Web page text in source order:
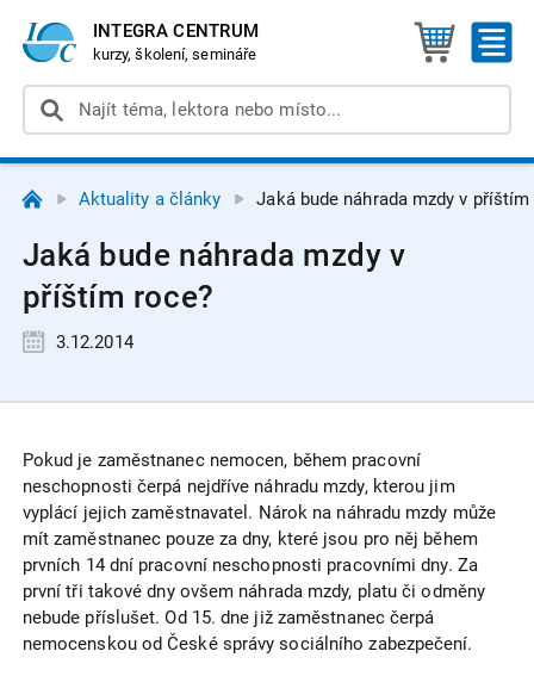
INTEGRA CENTRUM
kurzy, školení, semináře
Aktuality a články Jaká bude náhrada mzdy v příštím
Jaká bude náhrada mzdy v
příštím roce?
3.12.2014
Pokud je zaměstnanec nemocen, během pracovní
neschopnosti čerpá nejdříve náhradu mzdy, kterou jim
vyplácí jejich zaměstnavatel. Nárok na náhradu mzdy může
mít zaměstnanec pouze za dny, které jsou pro něj během
prvních 14 dní pracovní neschopnosti pracovními dny. Za
první tři takové dny ovšem náhrada mzdy, platu či odměny
nebude příslušet. Od 15. dne již zaměstnanec čerpá
nemocenskou od České správy sociálního zabezpečení.